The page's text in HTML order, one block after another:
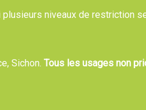
niveaux de restriction
Sichon. Tous les usages non